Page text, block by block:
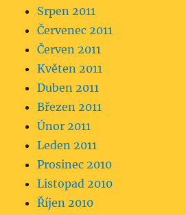
Srpen 2011
Červenec 2011
Červen 2011
Květen 2011
Duben 2011
Březen 2011
Únor 2011
Leden 2011
Prosinec 2010
Listopad 2010
Říjen 2010